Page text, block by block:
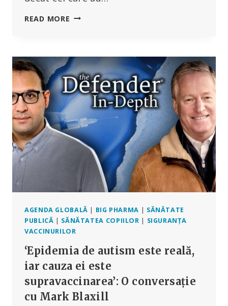
READ MORE MAI
SUNT
ASOCIATE
CU
RATE
MAI
DE
MORTALITATE
LA
PERSOANELE
VÂRSTE
CUPRINSE
18
ȘI
39
ANI
AGENDA GLOBALĂ | BIG PHARMA | SĂNĂTATE
PUBLICĂ | SĂNĂTATEA COPIILOR | SIGURANȚA
VACCINURILOR
‘Epidemia de autism este reală,
iar cauza ei este
supravaccinarea’: O conversație
cu Mark Blaxill